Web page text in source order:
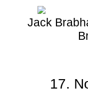
Jack
17.